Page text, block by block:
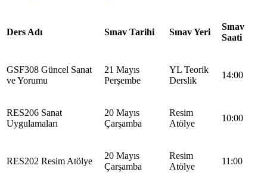
Ders Adı Sınav Tarihi Sınav Yeri
Sınav
Saati
GSF308 Güncel Sanat
ve Yorumu
21 Mayıs
Perşembe
YL Teorik
Derslik
14:00
RES206 Sanat
Uygulamaları
20 Mayıs
Çarşamba
Resim
Atölye
10:00
RES202 Resim Atölye
20 Mayıs
Çarşamba
Resim
Atölye
11:00